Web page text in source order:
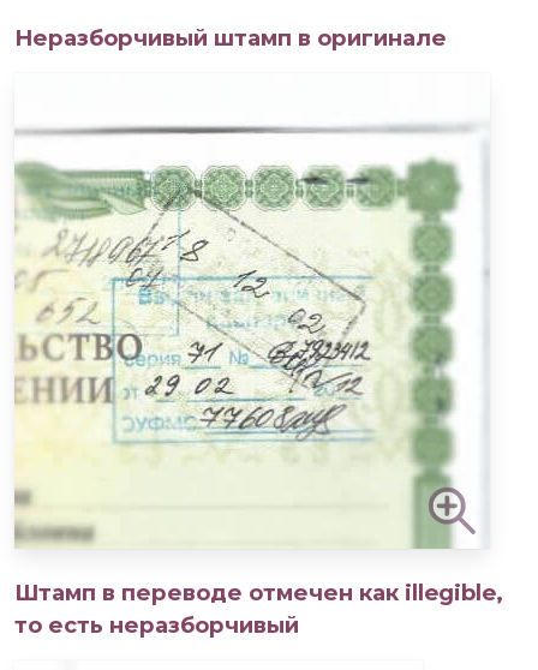
Неразборчивый штамп в оригинале
Штамп в переводе отмечен как illegible,
то есть неразборчивый